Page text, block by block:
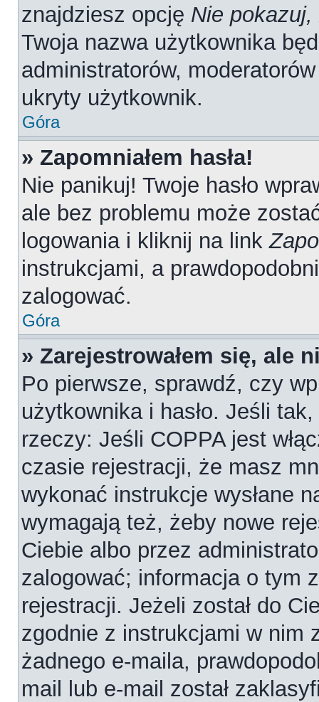
znajdziesz opcję Nie
Twoja nazwa użytkownika
administratorów,
ukryty użytkownik.
Góra
» Zapomniałem hasła!
Nie panikuj! Twoje hasło
ale bez problemu może
logowania i kliknij na link
instrukcjami, a
zalogować.
Góra
» Zarejestrowałem się, ale
Po pierwsze, sprawdź, czy
użytkownika i hasło. Jeśli
rzeczy: Jeśli COPPA jest
czasie rejestracji, że masz
wykonać instrukcje wysłane
wymagają też, żeby nowe
Ciebie albo przez
zalogować; informacja o tym
rejestracji. Jeżeli został do
zgodnie z instrukcjami w nim
żadnego e-maila,
mail lub e-mail został